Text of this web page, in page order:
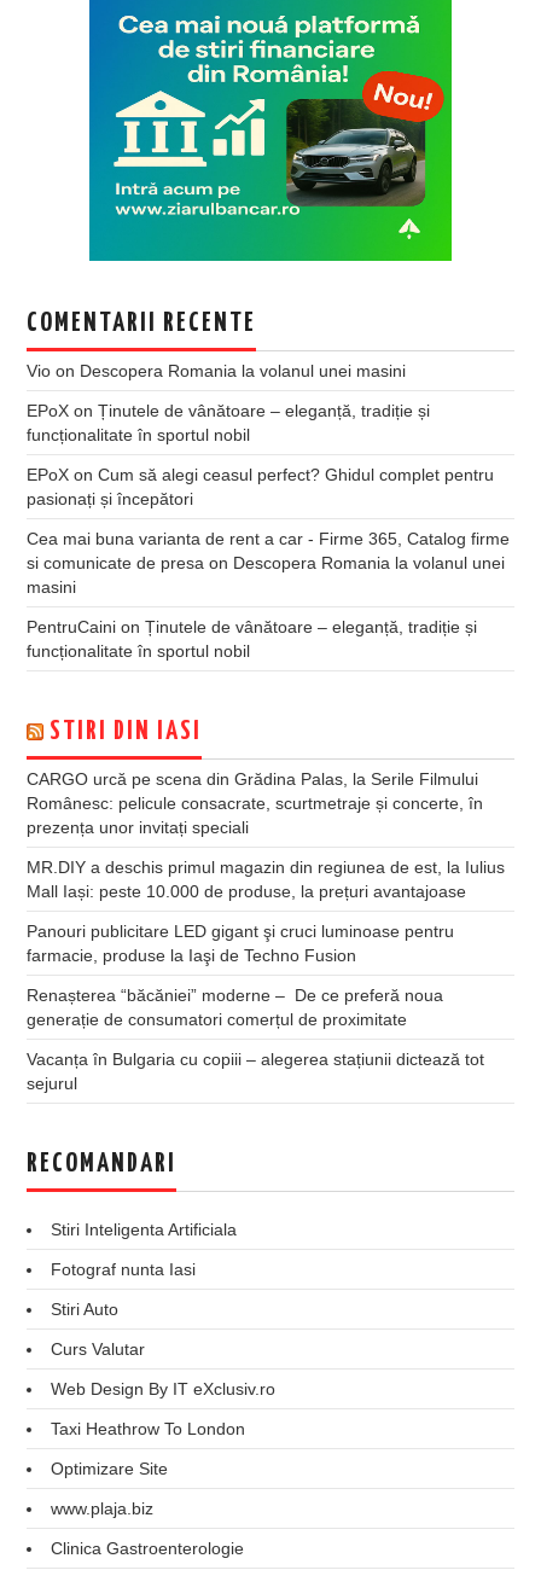
COMENTARII RECENTE
Vio on Descopera Romania la volanul unei masini
EPoX onȚinutele de vânătoare – eleganță, tradiție și
funcționalitate în sportul nobil
EPoX onCum să alegi ceasul perfect? Ghidul complet pentru
pasionați și începători
Cea mai buna varianta de rent a car - Firme 365, Catalog firme
si comunicate de presa on Descopera Romania la volanul unei
masini
PentruCaini onȚinutele de vânătoare – eleganță, tradiție și
funcționalitate în sportul nobil
STIRI DIN IASI
CARGO urcă pe scena din Grădina Palas, la Serile Filmului
Românesc: pelicule consacrate, scurtmetraje și concerte, în
prezența unor invitați speciali
MR.DIY a deschis primul magazin din regiunea de est, la Iulius
Mall Iași: peste 10.000 de produse, la prețuri avantajoase
Panouri publicitare LED gigant şi cruci luminoase pentru
farmacie, produse la Iaşi de Techno Fusion
Renașterea “băcăniei” moderne – De ce preferă noua
generație de consumatori comerțul de proximitate
Vacanța în Bulgaria cu copiii – alegerea stațiunii dictează tot
sejurul
RECOMANDARI
Stiri Inteligenta Artificiala
Fotograf nunta Iasi
Stiri Auto
Curs Valutar
Web Design By IT eXclusiv.ro
Taxi Heathrow To London
Optimizare Site
www.plaja.biz
Clinica Gastroenterologie